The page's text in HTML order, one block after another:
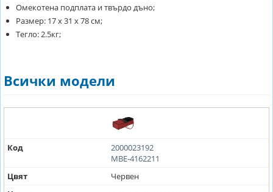
Омекотена подплата и твърдо дъно;
Размер: 17 х 31 х 78 см;
Тегло: 2.5кг;
Всички модели
Код
2000023192
MBE-4162211
Цвят
Червен